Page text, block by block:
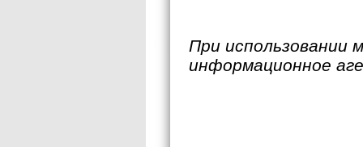
При использовании
информационное